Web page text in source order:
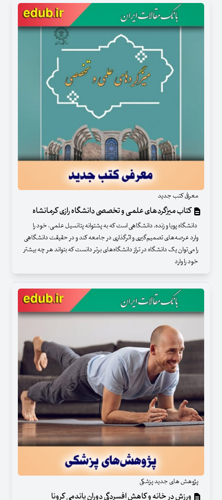
معرفی کتب جدید
کتاب میزگردهای علمی و تخصصی دانشگاه رازی کرمانشاه
دانشگاه پویا و زنده، دانشگاهی است که به پشتوانه پتانسیل علمی، خود را
وارد عرصه‌های تصمیم‌گیری و اثرگذاری در جامعه کند و در حقیقت دانشگاهی
را می‌توان یک دانشگاه در تراز دانشگاه‌های برتر دانست که بتواند هر چه بیشتر
خود را وارد
پژوهش های جدید پزشکی
ورزش در خانه و کاهش افسردگی دوران پاندمی کرونا